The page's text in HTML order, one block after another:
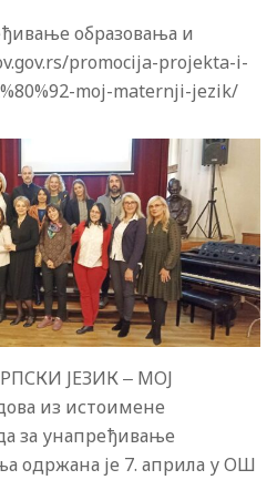
образовања и
promocija-projekta-i-
moj-maternji-jezik/
ЈЕЗИК ‒ МОЈ
из истоимене
за унапређивање
одржана је 7. априла у ОШ